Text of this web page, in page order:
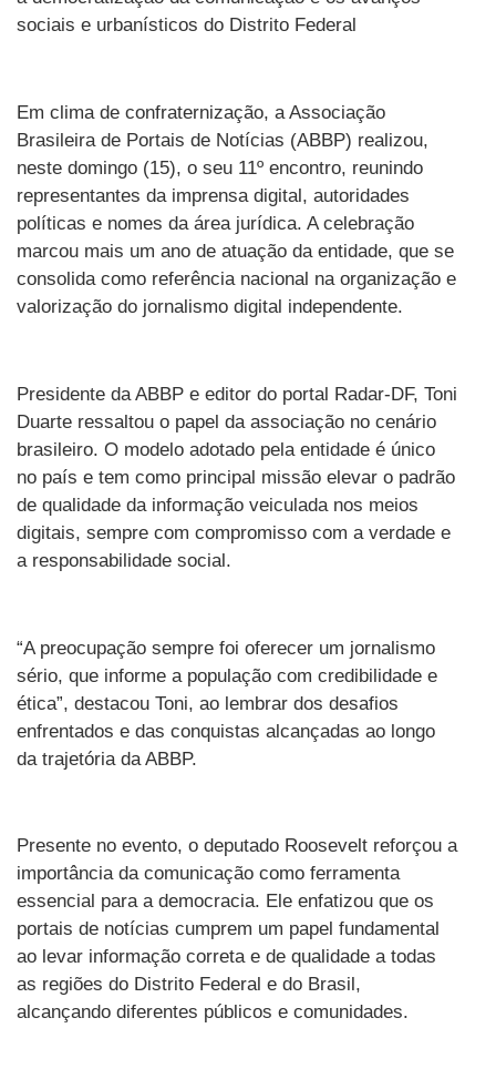
sociais e urbanísticos do Distrito Federal
Em clima de confraternização, a Associação
Brasileira de Portais de Notícias (ABBP) realizou,
neste domingo (15), o seu 11º encontro, reunindo
representantes da imprensa digital, autoridades
políticas e nomes da área jurídica. A celebração
marcou mais um ano de atuação da entidade, que se
consolida como referência nacional na organização e
valorização do jornalismo digital independente.
Presidente da ABBP e editor do portal Radar-DF, Toni
Duarte ressaltou o papel da associação no cenário
brasileiro. O modelo adotado pela entidade é único
no país e tem como principal missão elevar o padrão
de qualidade da informação veiculada nos meios
digitais, sempre com compromisso com a verdade e
a responsabilidade social.
“A preocupação sempre foi oferecer um jornalismo
sério, que informe a população com credibilidade e
ética”, destacou Toni, ao lembrar dos desafios
enfrentados e das conquistas alcançadas ao longo
da trajetória da ABBP.
Presente no evento, o deputado Roosevelt reforçou a
importância da comunicação como ferramenta
essencial para a democracia. Ele enfatizou que os
portais de notícias cumprem um papel fundamental
ao levar informação correta e de qualidade a todas
as regiões do Distrito Federal e do Brasil,
alcançando diferentes públicos e comunidades.